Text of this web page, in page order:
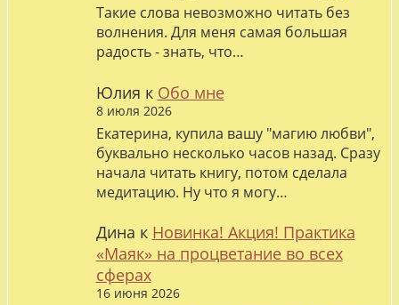
Такие слова невозможно читать без
волнения. Для меня самая большая
радость - знать, что…
Юлия к Обо мне
8 июля 2026
Екатерина, купила вашу "магию любви",
буквально несколько часов назад. Сразу
начала читать книгу, потом сделала
медитацию. Ну что я могу…
Дина к Новинка! Акция! Практика
«Маяк» на процветание во всех
сферах
16 июня 2026